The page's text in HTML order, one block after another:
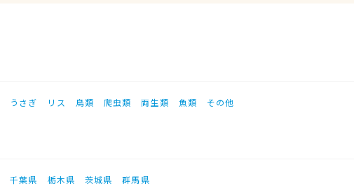
うさぎ リス 鳥類 爬虫類 両生類 魚類 その他
千葉県 栃木県 茨城県
群馬県